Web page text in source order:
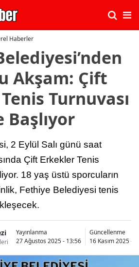
Haberler
Akşam: Çift
Turnuvası
Başlıyor
2 Eylül Salı günü saat
Çift Erkekler Tenis
18 yaş üstü sporcuların
Fethiye Belediyesi tenis
Yayınlanma
27 Ağustos 2025 - 13:56
Güncellenme
16 Kasım 2025 -